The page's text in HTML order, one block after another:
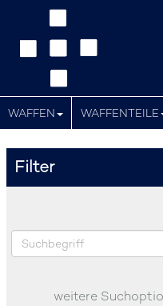
WAFFEN WAFFENTEILE
Filter
weitere